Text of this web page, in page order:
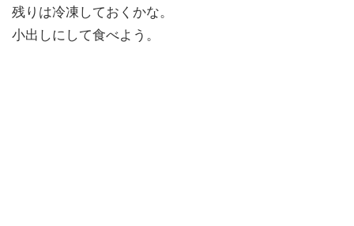
残りは冷凍しておくかな。
小出しにして食べよう。